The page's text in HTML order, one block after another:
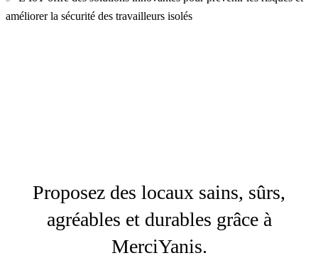
améliorer la sécurité des travailleurs isolés
Proposez des locaux sains, sûrs,
agréables et durables grâce à
MerciYanis.